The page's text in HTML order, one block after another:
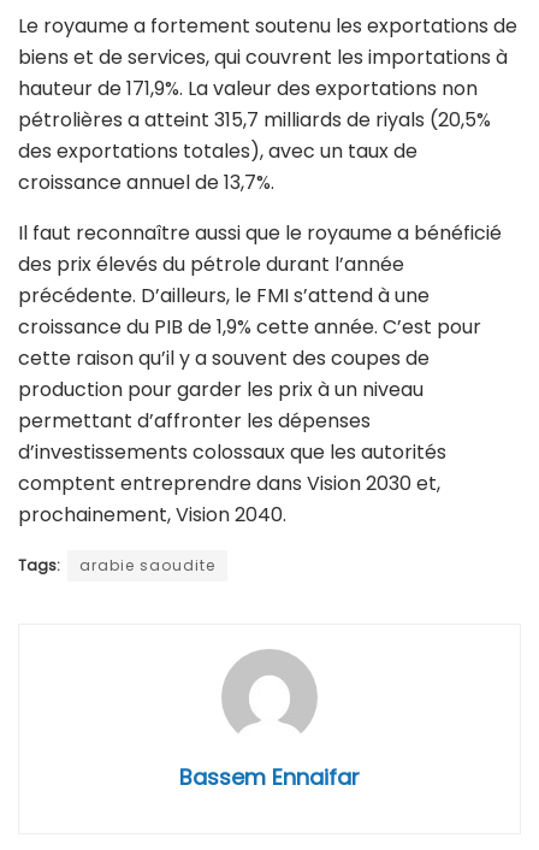
Le royaume a fortement soutenu les exportations de
biens et de services, qui couvrent les importations à
hauteur de 171,9%. La valeur des exportations non
pétrolières a atteint 315,7 milliards de riyals (20,5%
des exportations totales), avec un taux de
croissance annuel de 13,7%.
Il faut reconnaître aussi que le royaume a bénéficié
des prix élevés du pétrole durant l’année
précédente. D’ailleurs, le FMI s’attend à une
croissance du PIB de 1,9% cette année. C’est pour
cette raison qu’il y a souvent des coupes de
production pour garder les prix à un niveau
permettant d’affronter les dépenses
d’investissements colossaux que les autorités
comptent entreprendre dans Vision 2030 et,
prochainement, Vision 2040.
Tags: arabie saoudite
Bassem Ennaifar